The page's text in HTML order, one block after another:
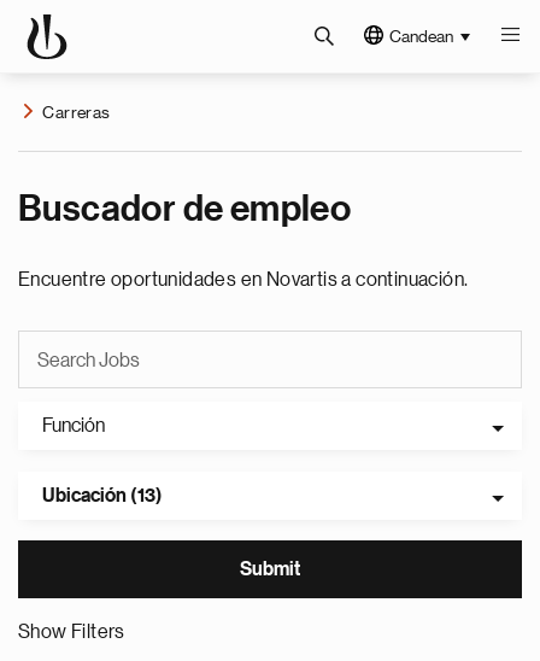
Candean
Carreras
Buscador de empleo
Encuentre oportunidades en Novartis a continuación.
Función
Ubicación (13)
Show Filters